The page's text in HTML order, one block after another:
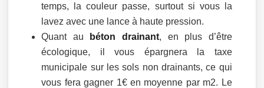
temps, la couleur passe, surtout si vous la
lavez avec une lance à haute pression.
Quant au
béton drainant, en plus d’être
écologique, il vous épargnera la taxe
municipale sur les sols non drainants, ce qui
vous fera gagner 1€ en moyenne par m2. Le